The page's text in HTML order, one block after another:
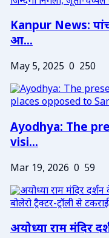
Kanpur News:
आ...
May 5, 2025 0 250
Ayodhya: The
visi...
Mar 19, 2026 0 59
अयोध्या राम मंदिर